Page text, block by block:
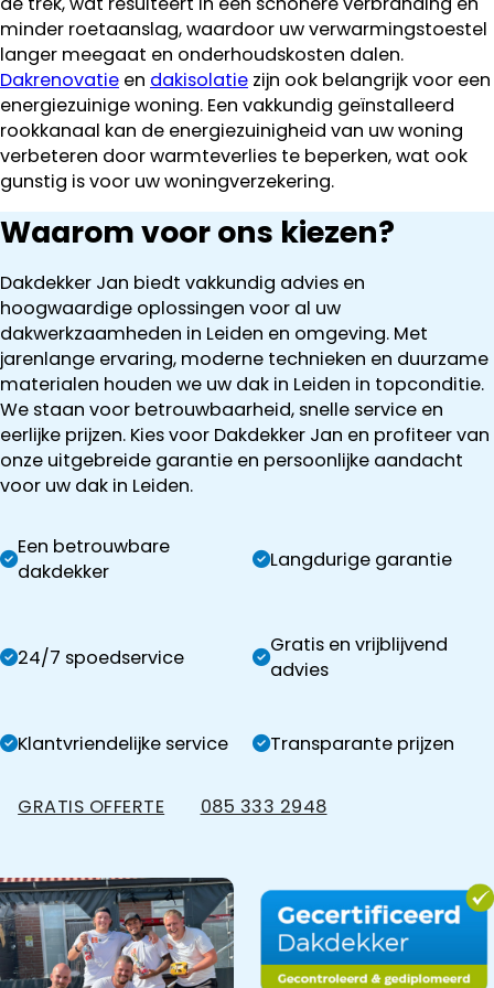
minder roetaanslag, waardoor uw verwarmingstoestel
langer meegaat en onderhoudskosten dalen.
Dakrenovatie en dakisolatie zijn ook belangrijk voor een
energiezuinige woning. Een vakkundig geïnstalleerd
rookkanaal kan de energiezuinigheid van uw woning
verbeteren door warmteverlies te beperken, wat ook
gunstig is voor uw woningverzekering.
Waarom voor ons kiezen?
Dakdekker Jan biedt vakkundig advies en
hoogwaardige oplossingen voor al uw
dakwerkzaamheden in Leiden en omgeving. Met
jarenlange ervaring, moderne technieken en duurzame
materialen houden we uw dak in Leiden in topconditie.
We staan voor betrouwbaarheid, snelle service en
eerlijke prijzen. Kies voor Dakdekker Jan en profiteer van
onze uitgebreide garantie en persoonlijke aandacht
voor uw dak in Leiden.
Een betrouwbare
dakdekker
Langdurige garantie
24/7 spoedservice
Gratis en vrijblijvend
advies
Klantvriendelijke service Transparante prijzen
GRATIS OFFERTE 085 333 2948